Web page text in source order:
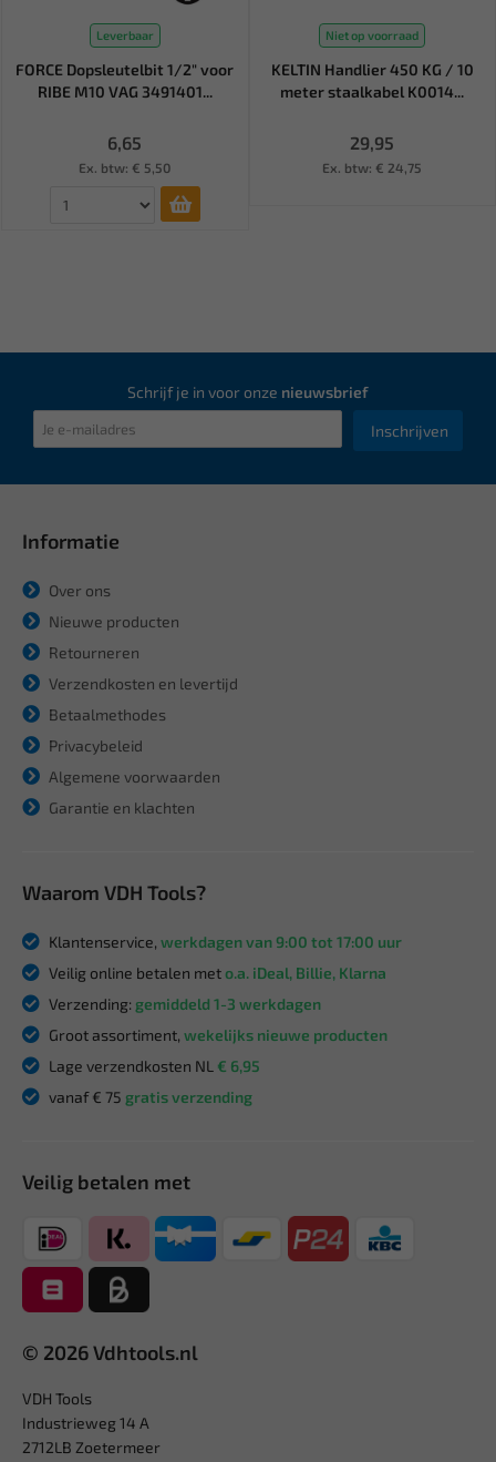
Leverbaar
FORCE Dopsleutelbit 1/2" voor
RIBE M10 VAG 3491401...
6,65
Ex. btw: € 5,50
Niet op voorraad
KELTIN Handlier 450 KG / 10
meter staalkabel K0014...
29,95
Ex. btw: € 24,75
Schrijf je in voor onze nieuwsbrief
Inschrijven
Informatie
Over ons
Nieuwe producten
Retourneren
Verzendkosten en levertijd
Betaalmethodes
Privacybeleid
Algemene voorwaarden
Garantie en klachten
Waarom VDH Tools?
Klantenservice, werkdagen van 9:00 tot 17:00 uur
Veilig online betalen meto.a. iDeal, Billie, Klarna
Verzending: gemiddeld 1-3 werkdagen
Groot assortiment, wekelijks nieuwe producten
Lage verzendkosten NL € 6,95
vanaf € 75 gratis verzending
Veilig betalen met
© 2026 Vdhtools.nl
VDH Tools
Industrieweg 14 A
2712LB Zoetermeer